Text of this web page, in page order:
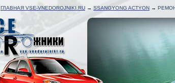
ГЛАВНАЯ VSE-VNEDOROJNIKI.RU → SSANGYONG ACTYON →